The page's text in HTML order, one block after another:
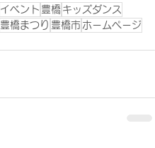
イベント 豊橋 キッズダンス
豊橋まつり 豊橋市 ホームページ